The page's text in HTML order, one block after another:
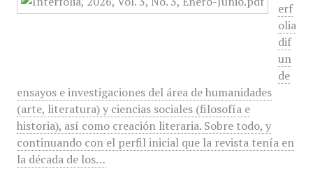
erf
olia
dif
un
de
ensayos e investigaciones del área de humanidades
(arte, literatura) y ciencias sociales (filosofía e
historia), así como creación literaria. Sobre todo, y
continuando con el perfil inicial que la revista tenía en
la década de los…